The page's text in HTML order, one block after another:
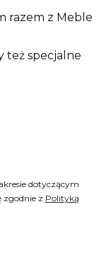
razem z Meble
też specjalne
dotyczącym
zgodnie z Polityką